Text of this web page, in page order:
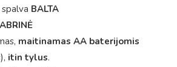
BALTA
maitinamas AA baterijomis
itin tylus.